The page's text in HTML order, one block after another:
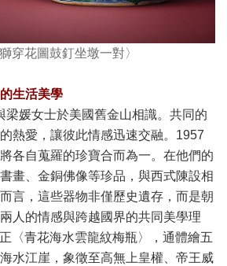
穿花圖鼓釘坐墩一對〉
生活美學
梁媛女士於美國舊金山相識。共同的
熱愛，讓彼此情感迅速交融。1957
各自蒐羅的珍寶合而為一。在他們的
畫、金銅佛像等珍品，與西式陳設相
言，這些器物非僅歷史遺存，而是朝
人的情感與跨越國界的共同美學理
〈青花海水雲龍紋梅瓶〉，通體繪五
水江崖，象徵至高無上皇權、帝王威